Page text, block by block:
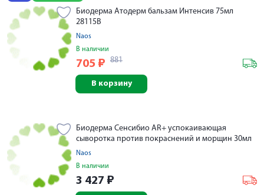
Биодерма Атодерм бальзам Интенсив 75мл
28115B
Naos
В наличии
705 ₽ 881
В корзину
Биодерма Сенсибио AR+ успокаивающая
сыворотка против покраснений и морщин 30мл
Naos
В наличии
3 427 ₽